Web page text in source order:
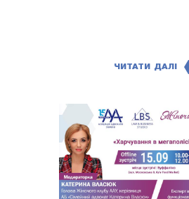
ЧИТАТИ ДАЛІ